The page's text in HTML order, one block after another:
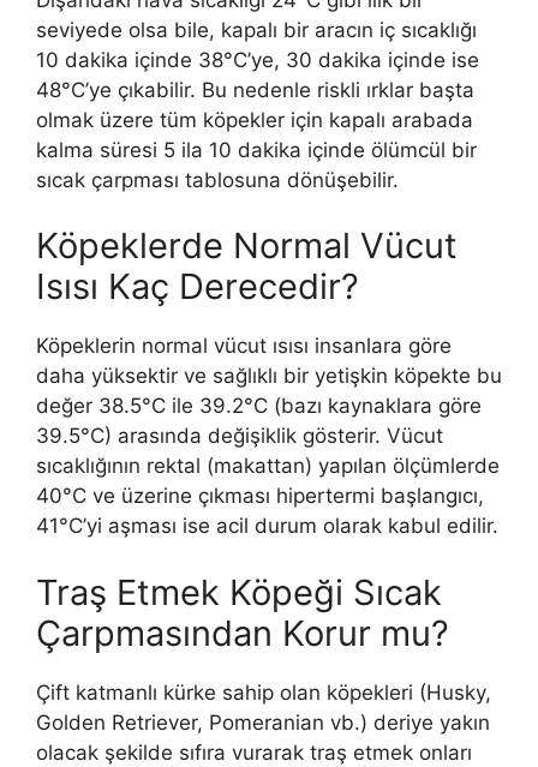
seviyede olsa bile, kapalı bir aracın iç sıcaklığı
10 dakika içinde 38°C’ye, 30 dakika içinde ise
48°C’ye çıkabilir. Bu nedenle riskli ırklar başta
olmak üzere tüm köpekler için kapalı arabada
kalma süresi 5 ila 10 dakika içinde ölümcül bir
sıcak çarpması tablosuna dönüşebilir.
Köpeklerde Normal Vücut
Isısı Kaç Derecedir?
Köpeklerin normal vücut ısısı insanlara göre
daha yüksektir ve sağlıklı bir yetişkin köpekte bu
değer 38.5°C ile 39.2°C (bazı kaynaklara göre
39.5°C) arasında değişiklik gösterir. Vücut
sıcaklığının rektal (makattan) yapılan ölçümlerde
40°C ve üzerine çıkması hipertermi başlangıcı,
41°C’yi aşması ise acil durum olarak kabul edilir.
Traş Etmek Köpeği Sıcak
Çarpmasından Korur mu?
Çift katmanlı kürke sahip olan köpekleri (Husky,
Golden Retriever, Pomeranian vb.) deriye yakın
olacak şekilde sıfıra vurarak traş etmek onları